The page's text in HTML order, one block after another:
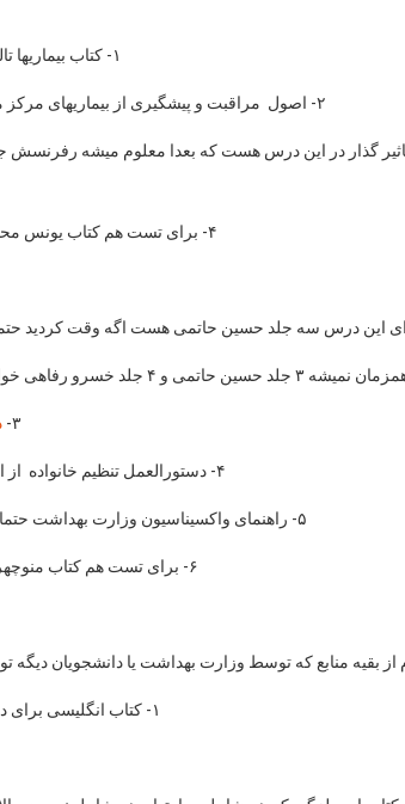
۱- کتاب بیماریها تالیف دکتر فریدون عزیزی
۲- اصول مراقبت و پیشگیری از بیماریهای مرکز مدیریت بیماریها( دو جلد)
تاثیر گذار در این درس هست که بعدا معلوم میشه رفرنسش
۴- برای تست هم کتاب یونس محمودی رو توصیه می کنم.
۳-
۴- دستورالعمل تنظیم خانواده از انتشاران وزارت بهداشت
۵- راهنمای واکسیناسیون وزارت بهداشت حتما آخرین چاپش رو بخونید.
۶- برای تست هم کتاب منوچهر کرمی جلد ۳ رو بخونید.
بقیه منابع که توسط وزارت بهداشت یا دانشجویان دیگه
۱- کتاب انگلیسی برای دانشجویان پزشکی جلد ۱